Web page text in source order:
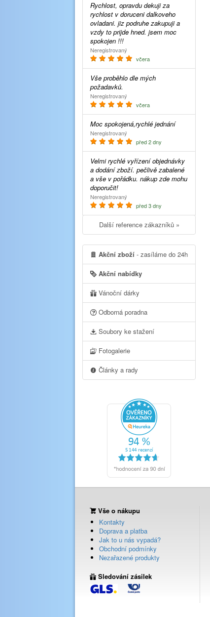
Rychlost, opravdu dekuji za
rychlost v doruceni dalkoveho
ovladani. jiz podruhe zakupuji a
vzdy to prijde hned. jsem moc
spokojen !!!
Neregistrovaný
včera
Vše proběhlo dle mých
požadavků.
Neregistrovaný
včera
Moc spokojená,rychlé jednání
Neregistrovaný
před 2 dny
Velmi rychlé vyřízení objednávky
a dodání zboží. pečlivě zabalené
a vše v pořádku. nákup zde mohu
doporučit!
Neregistrovaný
před 3 dny
Další reference zákazníků »
Akční zboží - zasíláme do 24h
Akční nabídky
Vánoční dárky
Odborná poradna
Soubory ke stažení
Fotogalerie
Články a rady
Vše o nákupu
Kontakty
Doprava a platba
Jak to u nás vypadá?
Obchodní podmínky
Nezařazené produkty
Sledování zásilek